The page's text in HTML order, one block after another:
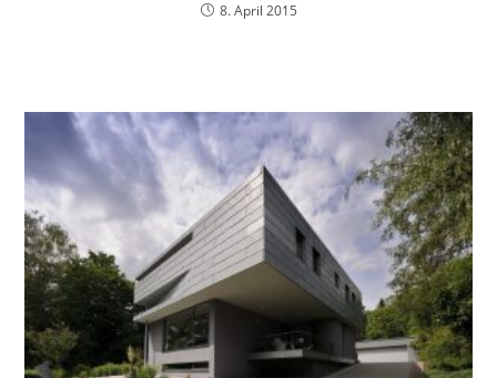
8. April 2015